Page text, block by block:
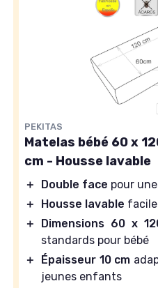
PEKITAS
Matelas bébé 60 x
cm - Housse lavable
＋ Double face pour
＋
Housse lavable
＋
Dimensions 60 x
standards pour bébé
＋
Épaisseur 10 cm
jeunes enfants